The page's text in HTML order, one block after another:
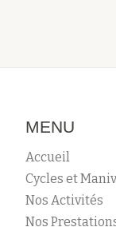
MENU
Accueil
Cycles et
Nos Activités
Nos